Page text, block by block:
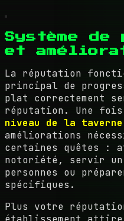
Système de
et
La réputation
principal de
plat correctement
réputation. Une
niveau de la taverne
améliorations
certaines quêtes :
notoriété, servir un
personnes ou
spécifiques.
Plus votre